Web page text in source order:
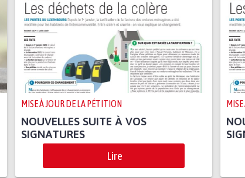
MISE À JOUR DE LA PÉTITION
NOUVELLES SUITE À VOS
SIGNATURES
Lire